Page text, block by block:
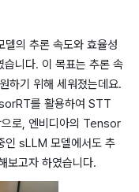
의 추론 속도와 효율성
습니다. 이 목표는 추론 속
하기 위해 세워졌는데요.
를 활용하여 STT
으로, 엔비디아의 Tensor
인 sLLM 모델에서도 추
보고자 하였습니다.